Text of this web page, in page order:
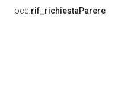
ocd:rif_richiestaParere